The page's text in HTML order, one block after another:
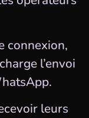
connexion,
l’envoi
leurs